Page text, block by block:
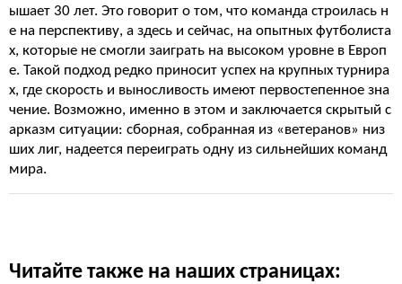
ышает 30 лет. Это говорит о том, что команда строилась н
е на перспективу, а здесь и сейчас, на опытных футболиста
х, которые не смогли заиграть на высоком уровне в Европ
е. Такой подход редко приносит успех на крупных турнира
х, где скорость и выносливость имеют первостепенное зна
чение. Возможно, именно в этом и заключается скрытый с
арказм ситуации: сборная, собранная из «ветеранов» низ
ших лиг, надеется переиграть одну из сильнейших команд
мира.
Читайте также на наших страницах: